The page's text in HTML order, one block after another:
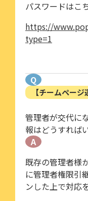
パスワードはこ
https://
type=1
Q
【チームページ
管理者が交代に
報はどうすれば
A
既存の管理者様
に管理者権限引
ンした上で対応